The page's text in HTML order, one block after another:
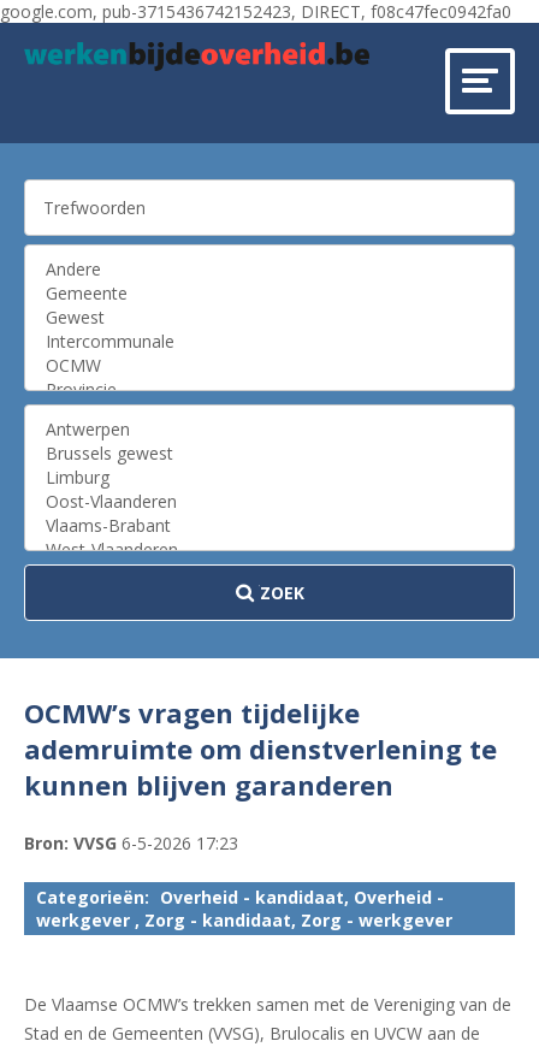
google.com, pub-3715436742152423, DIRECT, f08c47fec0942fa0
ZOEK
OCMW’s vragen tijdelijke
ademruimte om dienstverlening te
kunnen blijven garanderen
Bron: VVSG 6-5-2026 17:23
Categorieën: Overheid - kandidaat, Overheid -
werkgever , Zorg - kandidaat, Zorg - werkgever
De Vlaamse OCMW’s trekken samen met de Vereniging van de
Stad en de Gemeenten (VVSG), Brulocalis en UVCW aan de